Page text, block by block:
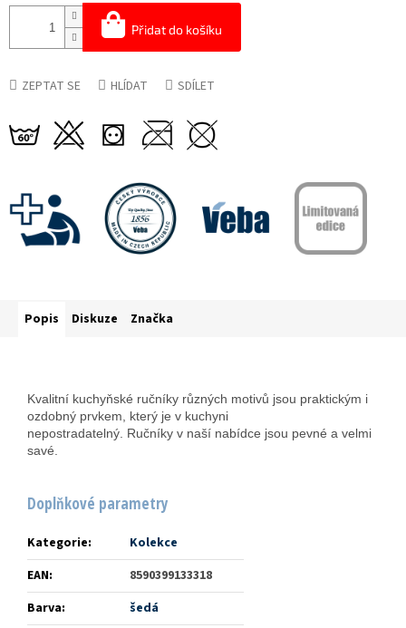
Přidat do košíku
ZEPTAT SE HLÍDAT SDÍLET
Popis Diskuze Značka
Kvalitní kuchyňské ručníky různých motivů jsou praktickým i
ozdobný prvkem, který je v kuchyni
nepostradatelný. Ručníky v naší nabídce jsou pevné a velmi
savé.
Doplňkové parametry
Kategorie:
Kolekce
EAN:
8590399133318
Barva:
šedá